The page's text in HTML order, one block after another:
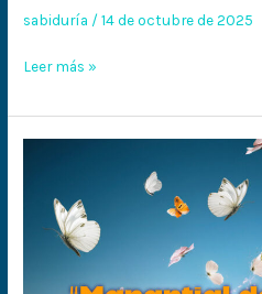
sabiduría /14 de octubre de 2025
Leer más »